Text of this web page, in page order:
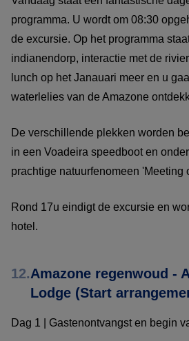
programma. U wordt om 08:30
de excursie. Op het programma
indianendorp, interactie met de
lunch op het Janauari meer en u
waterlelies van de Amazone
De verschillende plekken worden
in een Voadeira speedboot en
prachtige natuurfenomeen 'Meeting
Rond 17u eindigt de excursie en
hotel.
12.Amazone regenwoud -
Lodge (Start
Dag 1 | Gastenontvangst en begin